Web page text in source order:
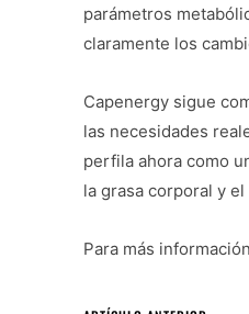
parámetros
claramente los
Capenergy sigue
las necesidades
perfila ahora como
la grasa corporal y
Para más